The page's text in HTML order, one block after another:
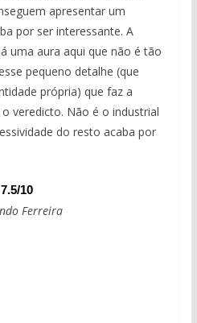
apresentar um
por ser interessante. A
uma aura aqui que não é tão
pequeno detalhe (que
própria) que faz a
veredicto. Não é o industrial
do resto acaba por
7.5/10
Ferreira